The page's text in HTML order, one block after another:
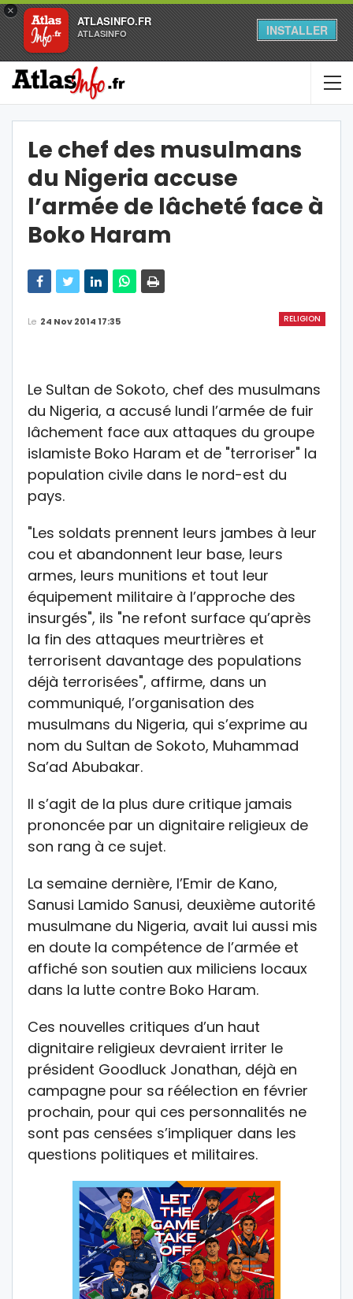
×
ATLASINFO.FR
ATLASINFO INSTALLER
Le chef des musulmans
du Nigeria accuse
l’armée de lâcheté face à
Boko Haram
RELIGION
Le 24 Nov 2014 17:35
Le Sultan de Sokoto, chef des musulmans
du Nigeria, a accusé lundi l’armée de fuir
lâchement face aux attaques du groupe
islamiste Boko Haram et de "terroriser" la
population civile dans le nord-est du
pays.
"Les soldats prennent leurs jambes à leur
cou et abandonnent leur base, leurs
armes, leurs munitions et tout leur
équipement militaire à l’approche des
insurgés", ils "ne refont surface qu’après
la fin des attaques meurtrières et
terrorisent davantage des populations
déjà terrorisées", affirme, dans un
communiqué, l’organisation des
musulmans du Nigeria, qui s’exprime au
nom du Sultan de Sokoto, Muhammad
Sa’ad Abubakar.
Il s’agit de la plus dure critique jamais
prononcée par un dignitaire religieux de
son rang à ce sujet.
La semaine dernière, l’Emir de Kano,
Sanusi Lamido Sanusi, deuxième autorité
musulmane du Nigeria, avait lui aussi mis
en doute la compétence de l’armée et
affiché son soutien aux miliciens locaux
dans la lutte contre Boko Haram.
Ces nouvelles critiques d’un haut
dignitaire religieux devraient irriter le
président Goodluck Jonathan, déjà en
campagne pour sa réélection en février
prochain, pour qui ces personnalités ne
sont pas censées s’impliquer dans les
questions politiques et militaires.